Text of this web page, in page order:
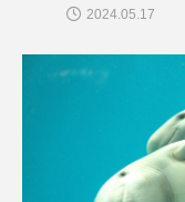
マテガイ
ミナミギンガメアジ
ミンククジラ
2024.05.17